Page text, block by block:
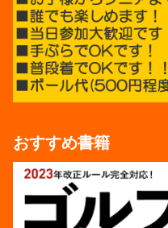
おすすめ書籍